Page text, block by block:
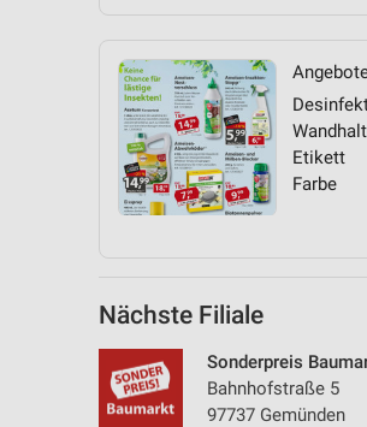
Etikett
Farbe
Nächste Filiale
Sonderpreis
Bahnhofstraße 5
97737 Gemünden